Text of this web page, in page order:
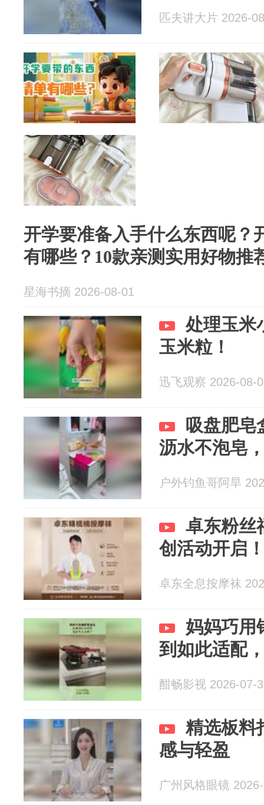
匹夫讲大片 2026-
开学要准备入手什么东西呢？
有哪些？10款亲测实用好物推
星海书摘 2026-08-01
处理玉米
玉米粒！
迅飞观察 2026-08-
吸盘肥皂
沥水不泡皂
户外钓鱼哥阿旱
卓东粉丝
创活动开启
卓东全息按摩袜
妈妈巧用
到如此适配
酣畅影视 2026-07-
精选板料
感与轻盈
广州风格眼镜